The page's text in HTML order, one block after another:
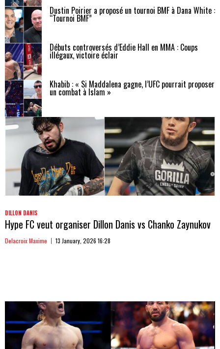
Dustin Poirier a proposé un tournoi BMF à Dana White :
“Tournoi BMF”
Débuts controversés d’Eddie Hall en MMA : Coups
illégaux, victoire éclair
Khabib : « Si Maddalena gagne, l’UFC pourrait proposer
un combat à Islam »
DILLON DANIS
Hype FC veut organiser Dillon Danis vs Chanko Zaynukov
Delacroix Maxime 13 January, 2026 16:28